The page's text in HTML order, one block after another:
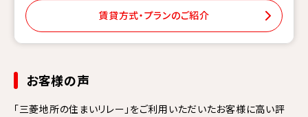
賃貸方式・プランのご紹介
お客様の声
「三菱地所の住まいリレー」をご利用いただいたお客様に高い評